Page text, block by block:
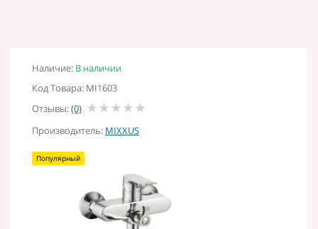
Наличие: В наличии
Код Товара: MI1603
Отзывы:(0)
Производитель: MIXXUS
Популярный